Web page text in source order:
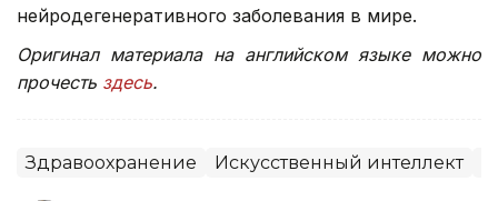
нейродегенеративного заболевания в мире.
Оригинал материала на английском языке можно
прочесть здесь.
Здравоохранение Искусственный интеллект